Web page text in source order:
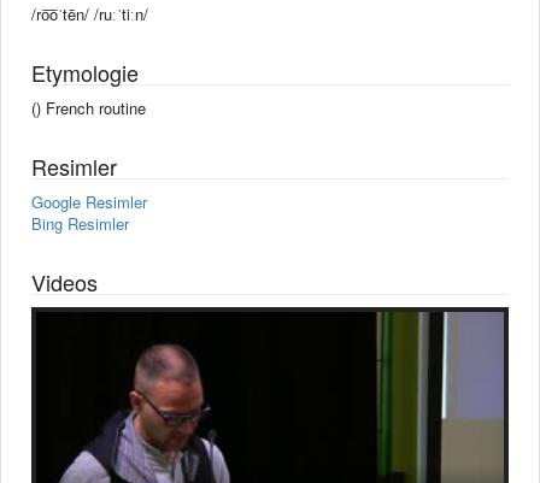
/ro͞oˈtēn/ /ruːˈtiːn/
Etymologie
() French routine
Resimler
Google Resimler
Bing Resimler
Videos